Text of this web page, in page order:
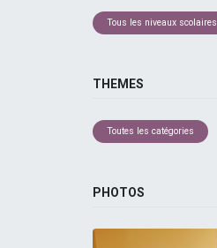
Tous les niveaux scolaires
THEMES
Toutes les catégories
PHOTOS